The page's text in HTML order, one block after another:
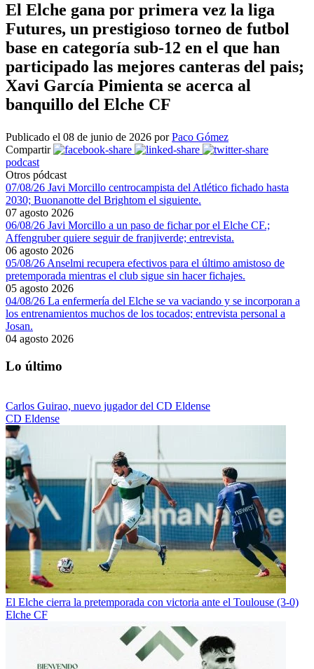
El Elche gana por primera vez la liga
Futures, un prestigioso torneo de futbol
base en categoría sub-12 en el que han
participado las mejores canteras del pais;
Xavi García Pimienta se acerca al
banquillo del Elche CF
Publicado el 08 de junio de 2026 porPaco Gómez
Compartir
podcast
Otros pódcast
07/08/26 Javi Morcillo centrocampista del Atlético fichado hasta
2030; Buonanotte del Brightom el siguiente.
07 agosto 2026
06/08/26 Javi Morcillo a un paso de fichar por el Elche CF.;
Affengruber quiere seguir de franjiverde; entrevista.
06 agosto 2026
05/08/26 Anselmi recupera efectivos para el último amistoso de
pretemporada mientras el club sigue sin hacer fichajes.
05 agosto 2026
04/08/26 La enfermería del Elche se va vaciando y se incorporan a
los entrenamientos muchos de los tocados; entrevista personal a
Josan.
04 agosto 2026
Lo último
Carlos Guirao, nuevo jugador del CD Eldense
CD Eldense
El Elche cierra la pretemporada con victoria ante el Toulouse (3-0)
Elche CF